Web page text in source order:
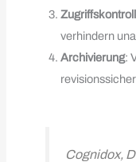
verhindern
Archivierung:
Cognidox,